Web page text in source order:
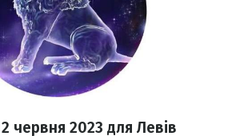
червня 2023 для Левів